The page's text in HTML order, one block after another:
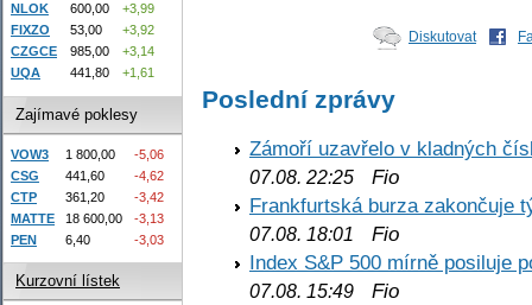
Diskutovat
Poslední zprávy
Zámoří uzavřelo v kladných
07.08. 22:25 Fio
Frankfurtská burza zakončuje
07.08. 18:01
Fio
Index S&P 500 mírně posiluje
07.08. 15:49 Fio
NLOK
600,00
+3,99
FIXZO
53,00
+3,92
CZGCE
985,00
+3,14
UQA
441,80 +1,61
Zajímavé poklesy
VOW3 1 800,00
-5,06
CSG
441,60
-4,62
CTP
361,20
-3,42
MATTE
18 600,00
-3,13
PEN
6,40 -3,03
Kurzovní lístek